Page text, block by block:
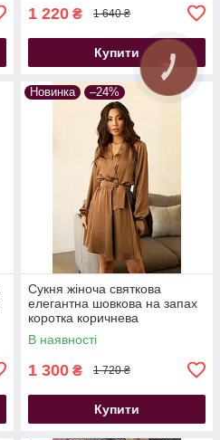
1 220 ₴ 1 640 ₴
Купити
Новинка –24%
Сукня жіноча святкова
елегантна шовкова на запах
коротка коричнева
В наявності
1 300 ₴ 1 720 ₴
Купити